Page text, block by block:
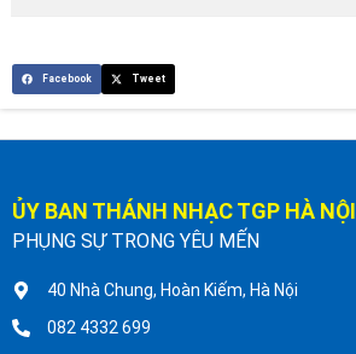
Facebook Tweet
ỦY BAN THÁNH NHẠC TGP HÀ NỘI
PHỤNG SỰ TRONG YÊU MẾN
40 Nhà Chung, Hoàn Kiếm, Hà Nội
082 4332 699